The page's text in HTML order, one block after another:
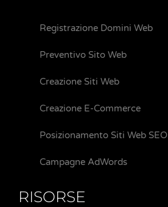
Registrazione Domini Web
Preventivo Sito Web
Creazione Siti Web
Creazione E-Commerce
Posizionamento Siti Web SEO
Campagne AdWords
RISORSE